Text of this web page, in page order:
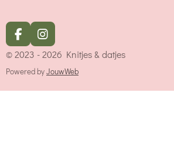
F
a
c
e
o
I
n
s
t
g
© 2023 - 2026 Knitjes & datjes
Powered byJouwWeb